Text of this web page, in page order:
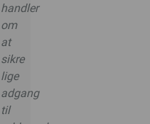
handler
om
at
sikre
lige
adgang
til